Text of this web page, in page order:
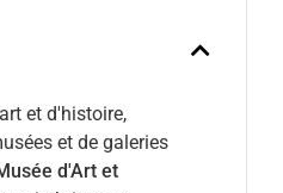
et d'histoire,
et de galeries
d'Art et